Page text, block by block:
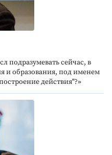
подразумевать сейчас, в
и образования, под именем
действия"?»